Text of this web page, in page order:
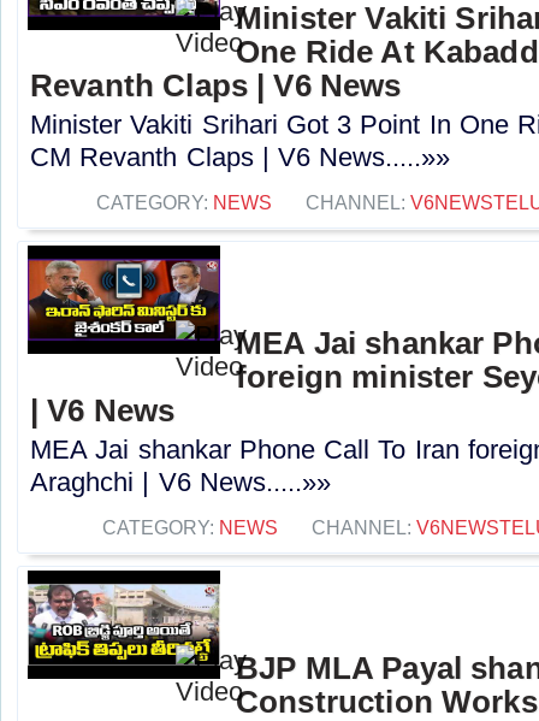
Minister Vakiti
One Ride At
Revanth Claps | V6 News
Minister Vakiti Srihari Got 3 Point In One
CM Revanth Claps | V6 News.....»»
CATEGORY: NEWS CHANNEL:
MEA Jai shankar
foreign minister
| V6 News
MEA Jai shankar Phone Call To Iran
Araghchi | V6 News.....»»
CATEGORY: NEWS CHANNEL:
BJP MLA Payal
Construction